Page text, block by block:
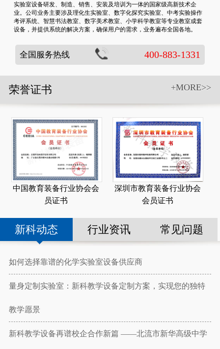
实验室设备研发、制造、销售、安装及培训为一体的国家级高新技术企
业。公司业务主要涉及理化生实验室、数字化探究实验室、中考实验操作
考评系统、智慧书法教室、数字美术教室、小学科学教室等专业教室成套
设备，并提供系统的解决方案，确保用户的需求，业务遍布全国各地。
全国服务热线 400-883-1331
+MORE>>
荣誉证书
中国教育装备行业协会会
员证书
深圳市教育装备行业协会
会员证书
新科动态 行业资讯 常见问题
如何选择靠谱的化学实验室设备供应商
量身定制实验室：新科教学设备定制方案，实现您的独特
教学愿景
新科教学设备再谱校企合作新篇 ——北流市新华高级中学